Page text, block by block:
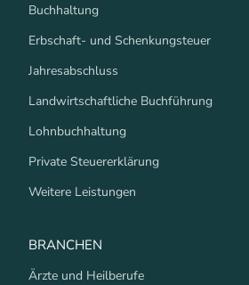
Buchhaltung
Erbschaft- und Schenkungsteuer
Jahresabschluss
Landwirtschaftliche Buchführung
Lohnbuchhaltung
Private Steuererklärung
Weitere Leistungen
BRANCHEN
Ärzte und Heilberufe